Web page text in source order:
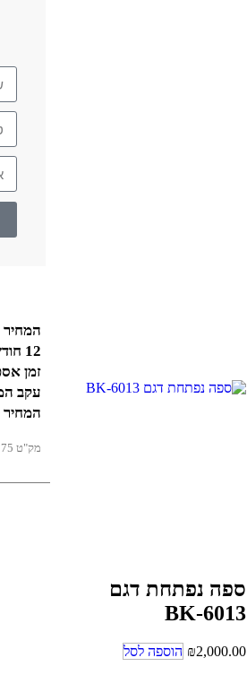
ספה נפתחת דגם
BK-6013
₪2,000.00 הוספה לסל
המחיר
12 חודשי אחריות
זמן אספקה
עקב
מק"ט